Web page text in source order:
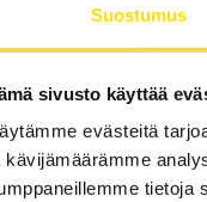
Suostumus
sivusto käyttää
evästeitä
kävijämäärämme
tietoja
standardin
LISÄÄ